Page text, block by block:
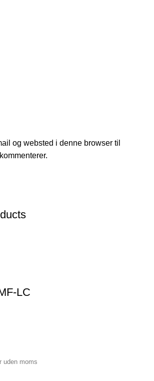
og websted i denne browser til
LC
uden moms